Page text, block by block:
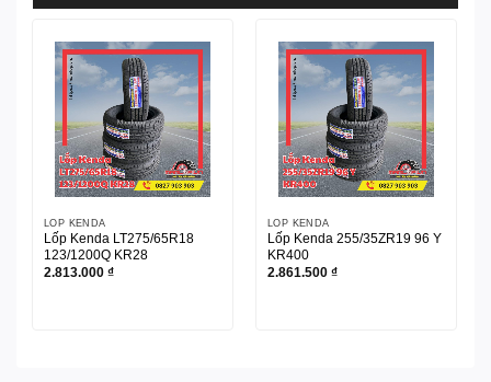
LỐP KENDA
Lốp Kenda LT275/65R18
123/1200Q KR28
2.813.000 ₫
LỐP KENDA
Lốp Kenda 255/35ZR19 96 Y
KR400
2.861.500 ₫